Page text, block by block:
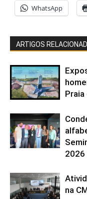
WhatsApp
ARTIGOS
Praia
2026
na